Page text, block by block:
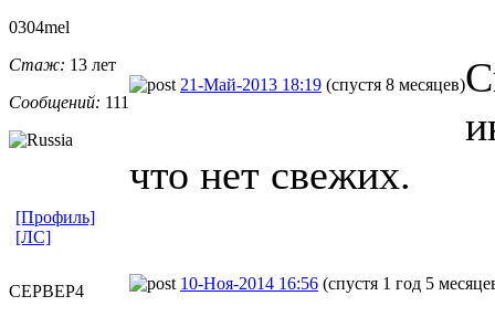
0304mel
Стаж: 13 лет
Сообщений: 111
21-Май-2013 18:19 (спустя 8 месяцев)
что нет свежих.
[Профиль]
[ЛС]
CEPBEP4
10-Ноя-2014 16:56 (спустя 1 год 5